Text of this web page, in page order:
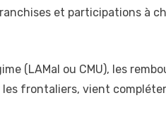
et participations à
(LAMal ou CMU), les
frontaliers, vient